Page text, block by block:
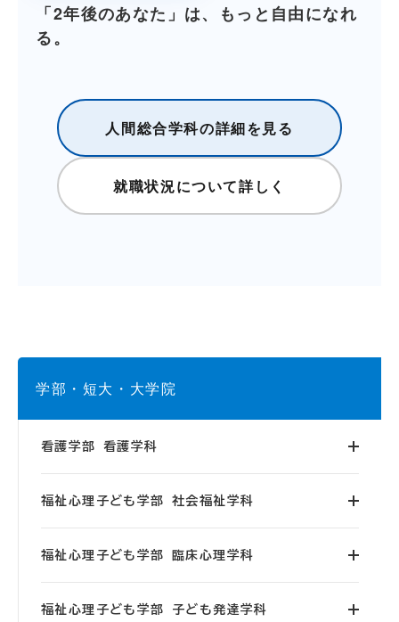
「2年後のあなた」は、もっと自由になれ
る。
人間総合学科の詳細を見る
就職状況について詳しく
学部・短大・大学院
看護学部 看護学科
福祉心理子ども学部 社会福祉学科
福祉心理子ども学部 臨床心理学科
福祉心理子ども学部 子ども発達学科